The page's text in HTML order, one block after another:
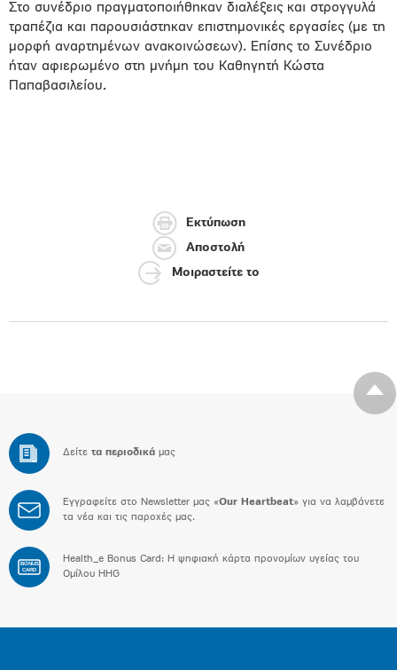
Στο συνέδριο πραγματοποιήθηκαν διαλέξεις και στρογγυλά
τραπέζια και παρουσιάστηκαν επιστημονικές εργασίες (με τη
μορφή αναρτημένων ανακοινώσεων). Επίσης το Συνέδριο
ήταν αφιερωμένο στη μνήμη του Καθηγητή Κώστα
Παπαβασιλείου.
Εκτύπωση
Αποστολή
Μοιραστείτε το
Δείτε τα περιοδικά μας
Εγγραφείτε στο Newsletter μας «Our Heartbeat» για να λαμβάνετε
τα νέα και τις παροχές μας.
BONUS
CARD
Health_e Bonus Card: H ψηφιακή κάρτα προνομίων υγείας του
Ομίλου HHG